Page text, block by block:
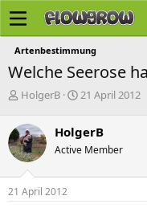
Artenbestimmung
Welche Seerose
E
s
t
e
l
l
e
HolgerB
E
t
e
l
21 April 2012
HolgerB
Active Member
21 April 2012